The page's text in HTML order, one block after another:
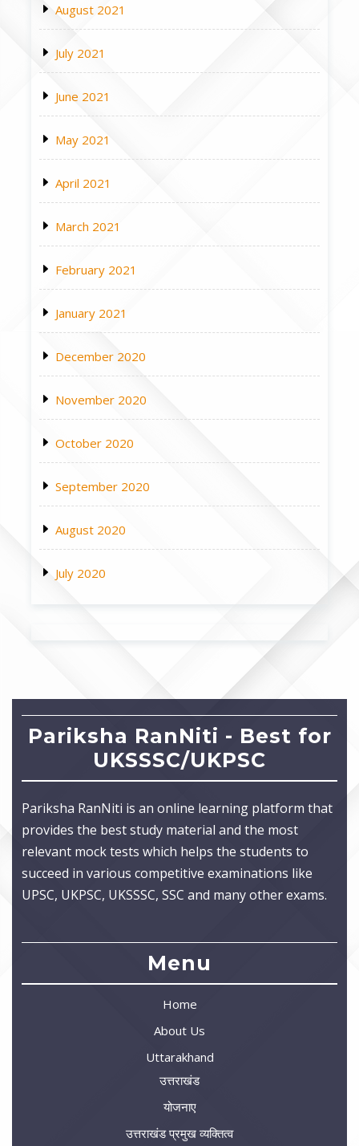
August 2021
July 2021
June 2021
May 2021
April 2021
March 2021
February 2021
January 2021
December 2020
November 2020
October 2020
September 2020
August 2020
July 2020
Pariksha RanNiti - Best for
UKSSSC/UKPSC
Pariksha RanNiti is an online learning platform that
provides the best study material and the most
relevant mock tests which helps the students to
succeed in various competitive examinations like
UPSC, UKPSC, UKSSSC, SSC and many other exams.
Menu
Home
About Us
Uttarakhand
उत्तराखंड
योजनाए
उत्तराखंड प्रमुख व्यक्तित्व